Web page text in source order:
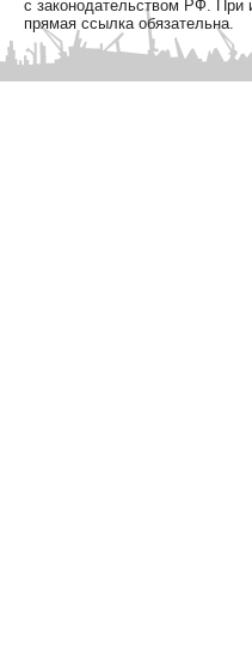
с законодательством РФ. При
прямая ссылка обязательна.